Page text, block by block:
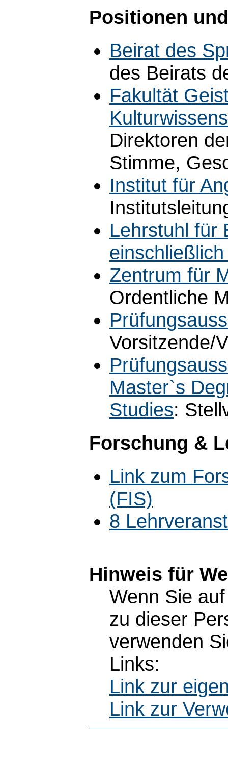
Positionen
Beirat des
des Beirats
Fakultät
Direktoren
Stimme,
Institut für
Lehrstuhl für
Zentrum für
Ordentliche
Vorsitzende/
Master`s
Studies:
Forschung &
Link zum
(FIS)
8
Hinweis für
Wenn Sie
zu dieser
verwenden
Links:
Link zur
Link zur